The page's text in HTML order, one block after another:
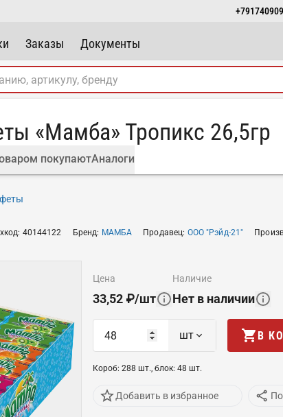
Заказы Документы
«Мамба» Тропикс 26,5гр
покупаютАналоги
: 40144122 Бренд: МАМБА Продавец: ООО "Рэйд-21"
цена
33,52 ₽/шт
наличие
Нет в наличии
шт В
Короб: 288 шт., блок: 48 шт.
Добавить в избранное